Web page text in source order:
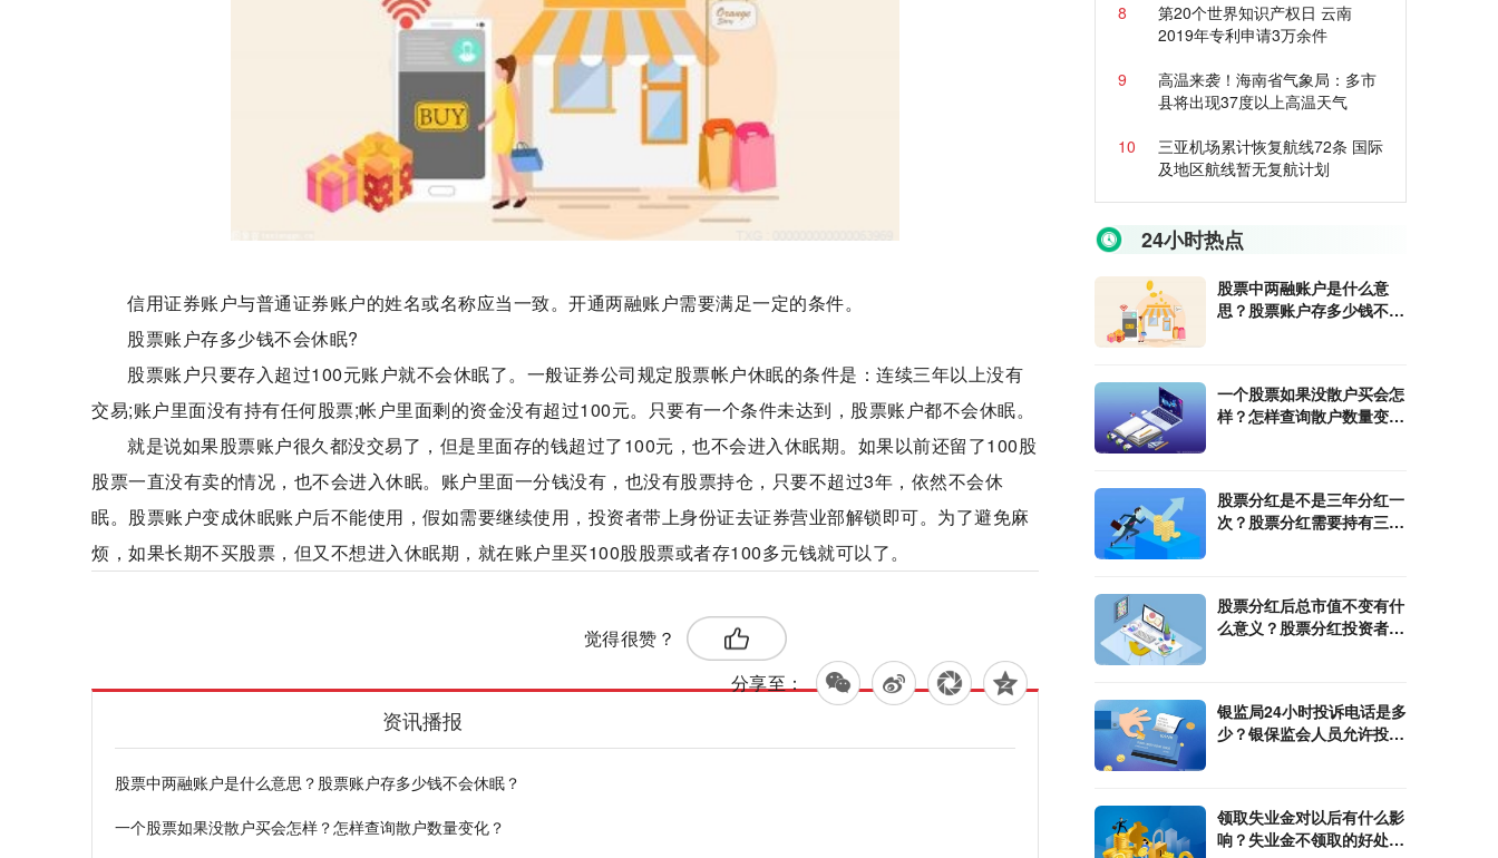
信用证券账户与普通证券账户的姓名或名称应当一致。开通两融账户需要满足一定的条件。
股票账户存多少钱不会休眠?
股票账户只要存入超过100元账户就不会休眠了。一般证券公司规定股票帐户休眠的条件是：连续三年以上没有
交易;账户里面没有持有任何股票;帐户里面剩的资金没有超过100元。只要有一个条件未达到，股票账户都不会休眠。
就是说如果股票账户很久都没交易了，但是里面存的钱超过了100元，也不会进入休眠期。如果以前还留了100股
股票一直没有卖的情况，也不会进入休眠。账户里面一分钱没有，也没有股票持仓，只要不超过3年，依然不会休
眠。股票账户变成休眠账户后不能使用，假如需要继续使用，投资者带上身份证去证券营业部解锁即可。为了避免麻
烦，如果长期不买股票，但又不想进入休眠期，就在账户里买100股股票或者存100多元钱就可以了。
觉得很赞？
分享至：
资讯播报
股票中两融账户是什么意思？股票账户存多少钱不会休眠？
一个股票如果没散户买会怎样？怎样查询散户数量变化？
8
第20个世界知识产权日 云南
2019年专利申请3万余件
9
高温来袭！海南省气象局：多市
县将出现37度以上高温天气
10
三亚机场累计恢复航线72条 国际
及地区航线暂无复航计划
24小时热点
股票中两融账户是什么意
思？股票账户存多少钱不会
一个股票如果没散户买会怎
样？怎样查询散户数量变
股票分红是不是三年分红一
次？股票分红需要持有三年
股票分红后总市值不变有什
么意义？股票分红投资者能
银监局24小时投诉电话是多
少？银保监会人员允许投资
领取失业金对以后有什么影
响？失业金不领取的好处是